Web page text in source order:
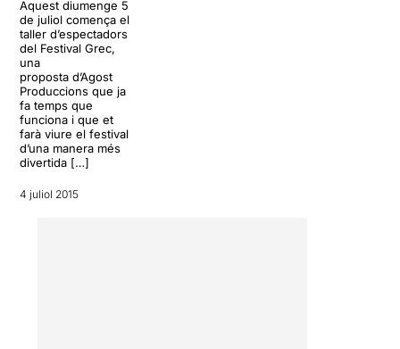
Aquest diumenge 5
de juliol comença el
taller d’espectadors
del Festival Grec,
una
proposta d’Agost
Produccions que ja
fa temps que
funciona i que et
farà viure el festival
d’una manera més
divertida […]
4 juliol 2015